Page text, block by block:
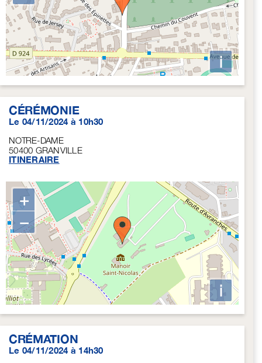
i
CÉRÉMONIE
Le 04/11/2024 à 10h30
NOTRE-DAME
50400 GRANVILLE
ITINERAIRE
+
−
i
CRÉMATION
Le 04/11/2024 à 14h30